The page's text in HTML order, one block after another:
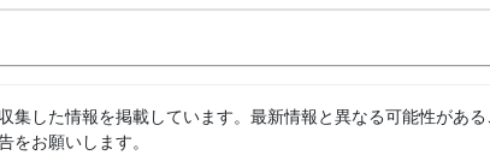
した情報を掲載しています。最新情報と異なる可能性があ
をお願いします。